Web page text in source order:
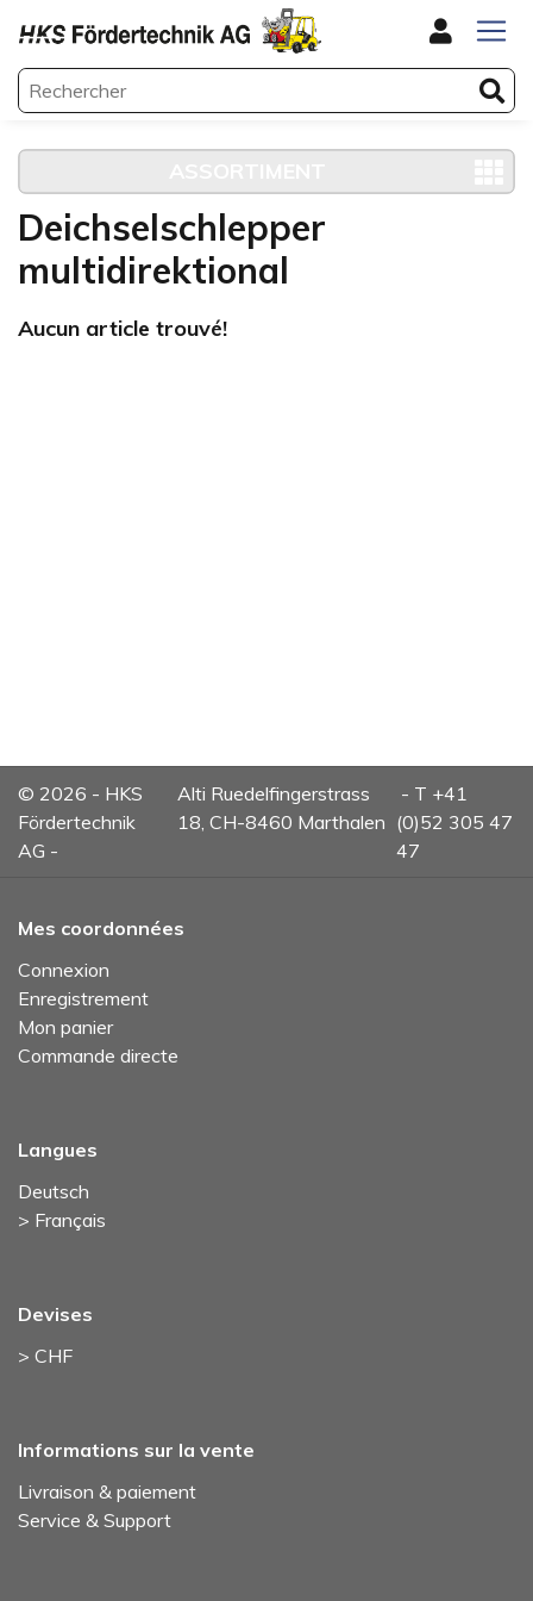
Deichselschlepper
multidirektional
Aucun article trouvé!
© 2026 - HKS
Fördertechnik
AG -
Alti Ruedelfingerstrass
18, CH-8460 Marthalen
- T +41
(0)52 305 47
47
Mes coordonnées
Connexion
Enregistrement
Mon panier
Commande directe
Langues
Deutsch
> Français
Devises
> CHF
Informations sur la vente
Livraison & paiement
Service & Support